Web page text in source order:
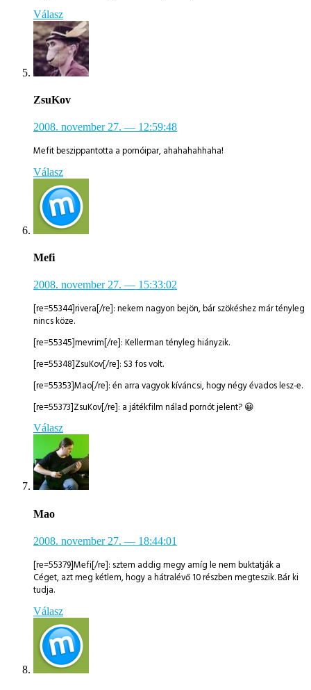
Válasz
ZsuKov
2008. november 27. — 12:59:48
Mefit beszippantotta a pornóipar, ahahahahhaha!
Válasz
Mefi
2008. november 27. — 15:33:02
[re=55344]rivera[/re]: nekem nagyon bejön, bár szökéshez már tényleg
nincs köze.
[re=55345]mevrim[/re]: Kellerman tényleg hiányzik.
[re=55348]ZsuKov[/re]: S3 fos volt.
[re=55353]Mao[/re]: én arra vagyok kíváncsi, hogy négy évados lesz-e.
[re=55373]ZsuKov[/re]: a játékfilm nálad pornót jelent? 😀
Válasz
Mao
2008. november 27. — 18:44:01
[re=55379]Mefi[/re]: sztem addig megy amíg le nem buktatják a
Céget, azt meg kétlem, hogy a hátralévő 10 részben megteszik. Bár ki
tudja.
Válasz